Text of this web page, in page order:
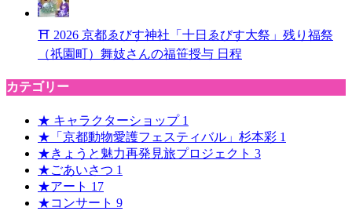
⛩ 2026 京都ゑびす神社「十日ゑびす大祭」残り福祭
（祇園町）舞妓さんの福笹授与 日程
カテゴリー
★ キャラクターショップ 1
★「京都動物愛護フェスティバル」杉本彩 1
★きょうと魅力再発見旅プロジェクト 3
★ごあいさつ 1
★アート 17
★コンサート 9